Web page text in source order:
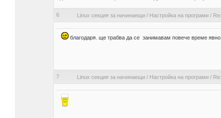
6 Linux секция за начинаещи/ Настройка на програми/
благодаря. ще трабва да се занимавам повече време явно
7 Linux секция за начинаещи/ Настройка на програми/